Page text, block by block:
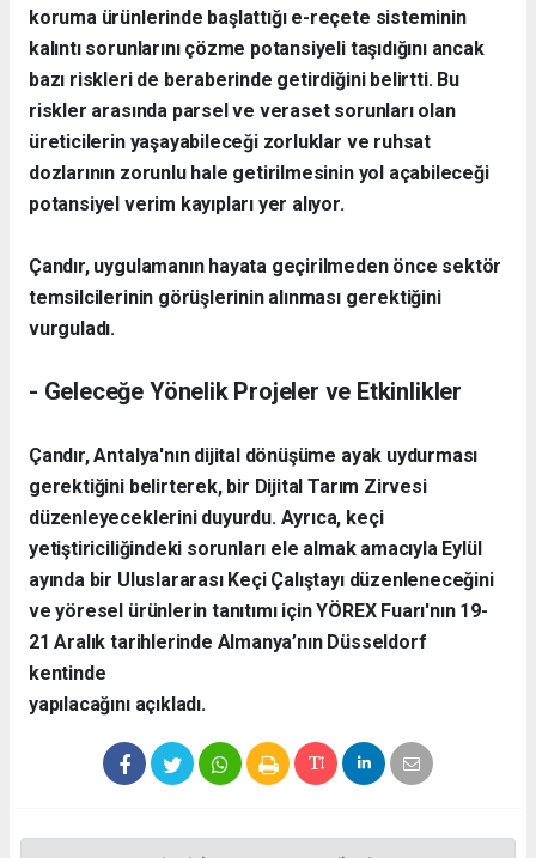
koruma ürünlerinde başlattığı e-reçete sisteminin
kalıntı sorunlarını çözme potansiyeli taşıdığını ancak
bazı riskleri de beraberinde getirdiğini belirtti. Bu
riskler arasında parsel ve veraset sorunları olan
üreticilerin yaşayabileceği zorluklar ve ruhsat
dozlarının zorunlu hale getirilmesinin yol açabileceği
potansiyel verim kayıpları yer alıyor.
Çandır, uygulamanın hayata geçirilmeden önce sektör
temsilcilerinin görüşlerinin alınması gerektiğini
vurguladı.
​- Geleceğe Yönelik Projeler ve Etkinlikler
​Çandır, Antalya'nın dijital dönüşüme ayak uydurması
gerektiğini belirterek, bir Dijital Tarım Zirvesi
düzenleyeceklerini duyurdu. Ayrıca, keçi
yetiştiriciliğindeki sorunları ele almak amacıyla Eylül
ayında bir Uluslararası Keçi Çalıştayı düzenleneceğini
ve yöresel ürünlerin tanıtımı için YÖREX Fuarı'nın 19-
21 Aralık tarihlerinde Almanya’nın Düsseldorf
kentinde
yapılacağını açıkladı.